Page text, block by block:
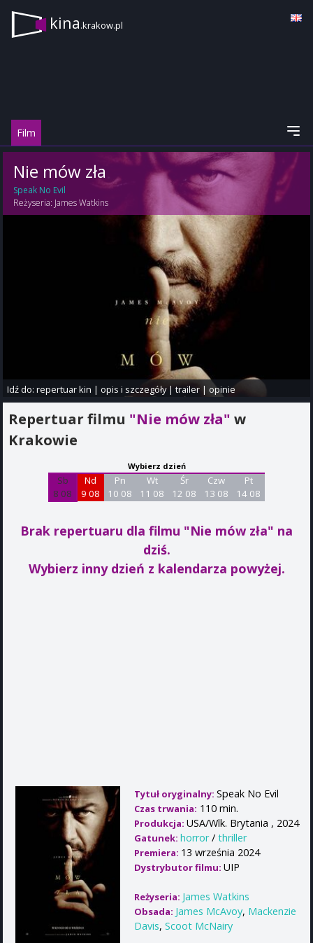
kina.krakow.pl
Film
Nie mów zła
Speak No Evil
Reżyseria: James Watkins
Idź do:repertuar kin |opis i szczegóły|trailer |opinie
Repertuar filmu "Nie mów zła" w
Krakowie
Wybierz dzień
Sb
8 08
Nd
9 08
Pn
10 08
Wt
11 08
Śr
12 08
Czw
13 08
Pt
14 08
Brak repertuaru dla filmu "Nie mów zła" na
dziś.
Wybierz inny dzień z kalendarza powyżej.
Tytuł oryginalny: Speak No Evil
Czas trwania: 110 min.
Produkcja: USA/Wlk. Brytania , 2024
Gatunek: horror/ thriller
Premiera: 13 września 2024
Dystrybutor filmu: UIP
Reżyseria: James Watkins
Obsada: James McAvoy, Mackenzie
Davis, Scoot McNairy